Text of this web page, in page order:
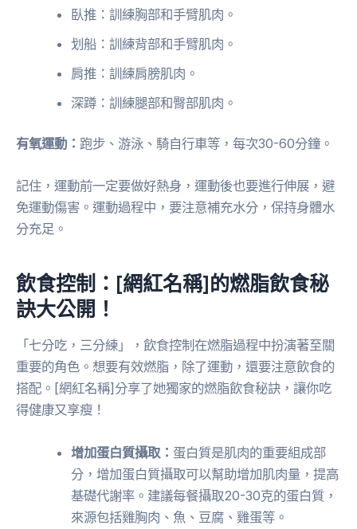
臥推：訓練胸部和手臂肌肉。
划船：訓練背部和手臂肌肉。
肩推：訓練肩膀肌肉。
深蹲：訓練腿部和臀部肌肉。
有氧運動： 跑步、游泳、騎自行車等，每次30-60分鐘。
記住，運動前一定要做好熱身，運動後也要進行伸展，避
免運動傷害。運動過程中，要注意補充水分，保持身體水
分充足。
飲食控制：[網紅名稱]的燃脂飲食秘
訣大公開！
「七分吃，三分練」，飲食控制在燃脂過程中扮演著至關
重要的角色。想要有效燃脂，除了運動，還要注意飲食的
搭配。[網紅名稱]分享了她獨家的燃脂飲食秘訣，讓你吃
得健康又享瘦！
增加蛋白質攝取：蛋白質是肌肉的重要組成部
分，增加蛋白質攝取可以幫助增加肌肉量，提高
基礎代謝率。建議每餐攝取20-30克的蛋白質，
來源包括雞胸肉、魚、豆腐、雞蛋等。